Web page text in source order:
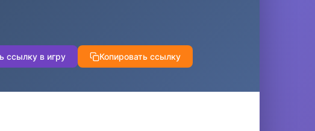
ссылку в игру Копировать ссылку